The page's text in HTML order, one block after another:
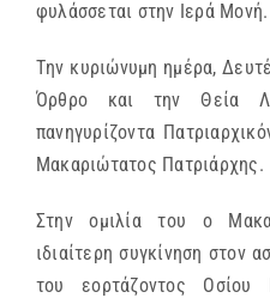
φυλάσσεται στην Ιερά Μονή.
Tην κυριώνυμη ημέρα,
Όρθρο και την Θεία
πανηγυρίζοντα
Μακαριώτατος Πατριάρχης.
Στην ομιλία του ο
ιδιαίτερη συγκίνηση στον
του εορτάζοντος